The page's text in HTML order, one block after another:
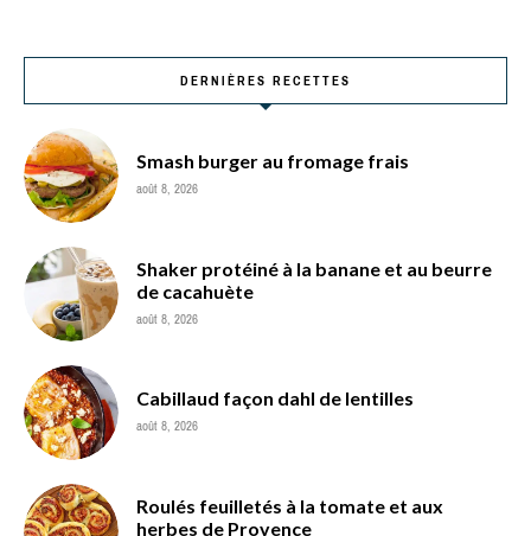
DERNIÈRES RECETTES
Smash burger au fromage frais
août 8, 2026
Shaker protéiné à la banane et au beurre
de cacahuète
août 8, 2026
Cabillaud façon dahl de lentilles
août 8, 2026
Roulés feuilletés à la tomate et aux
herbes de Provence